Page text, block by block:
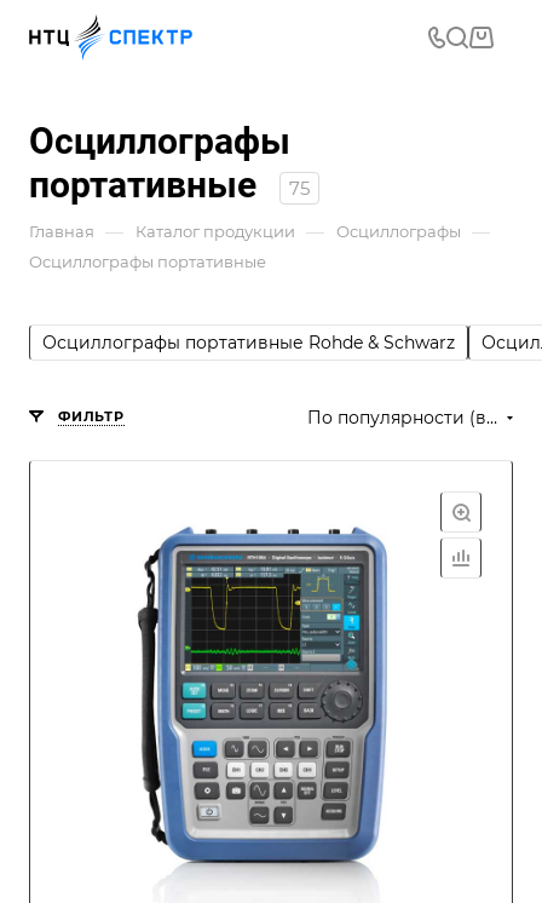
Осциллографы
портативные
75
Главная — Каталог продукции — Осциллографы —
Осциллографы портативные
Осциллографы портативные Rohde & Schwarz
ФИЛЬТР По популярности (возрастание)